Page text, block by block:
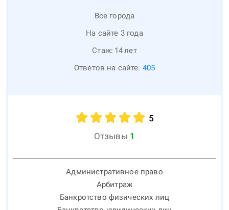
Все города
На сайте 3 года
Стаж: 14лет
Ответов на сайте: 405
5
Отзывы 1
Административное право
Арбитраж
Банкротство физических лиц